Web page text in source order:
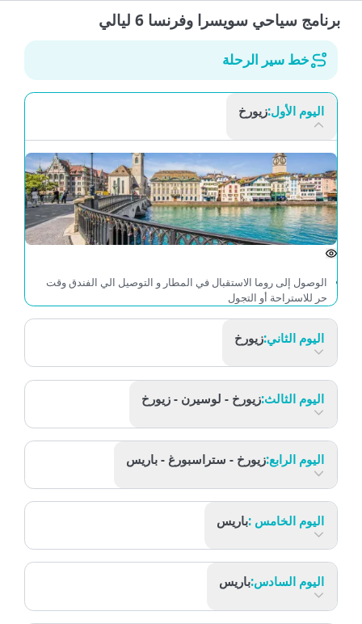
برنامج سياحي سويسرا وفرنسا 6 ليالي
خط سير الرحلة
اليوم الأول:زيورخ
الوصول إلى روما الاستقبال في المطار و التوصيل الي الفندق وقت
اليوم الثاني:
اليوم الثالث:
اليوم الرابع:
اليوم الخامس :باريس
اليوم السادس:باريس